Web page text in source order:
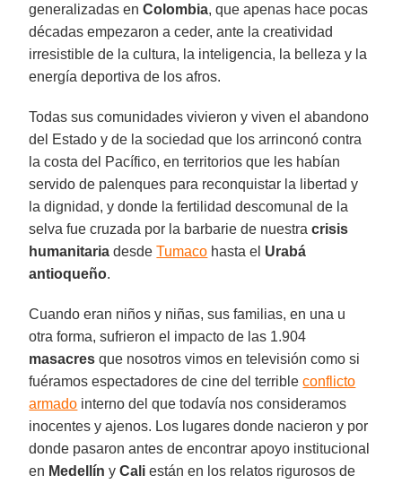
generalizadas enColombia, que apenas hace pocas
décadas empezaron a ceder, ante la creatividad
irresistible de la cultura, la inteligencia, la belleza y la
energía deportiva de los afros.
Todas sus comunidades vivieron y viven el abandono
del Estado y de la sociedad que los arrinconó contra
la costa del Pacífico, en territorios que les habían
servido de palenques para reconquistar la libertad y
la dignidad, y donde la fertilidad descomunal de la
selva fue cruzada por la barbarie de nuestracrisis
humanitaria desdeTumaco hasta el Urabá
antioqueño.
Cuando eran niños y niñas, sus familias, en una u
otra forma, sufrieron el impacto de las 1.904
masacres que nosotros vimos en televisión como si
fuéramos espectadores de cine del terribleconflicto
armado interno del que todavía nos consideramos
inocentes y ajenos. Los lugares donde nacieron y por
donde pasaron antes de encontrar apoyo institucional
en Medellín yCali están en los relatos rigurosos de